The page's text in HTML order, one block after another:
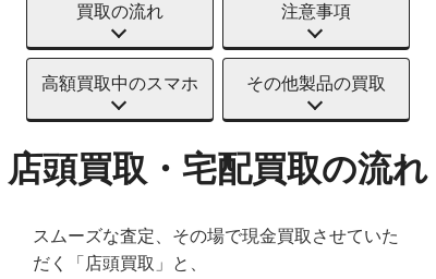
買取の流れ 注意事項
高額買取中のスマホ その他製品の買取
店頭買取・宅配買取の流れ
スムーズな査定、その場で現金買取させていた
だく「店頭買取」と、